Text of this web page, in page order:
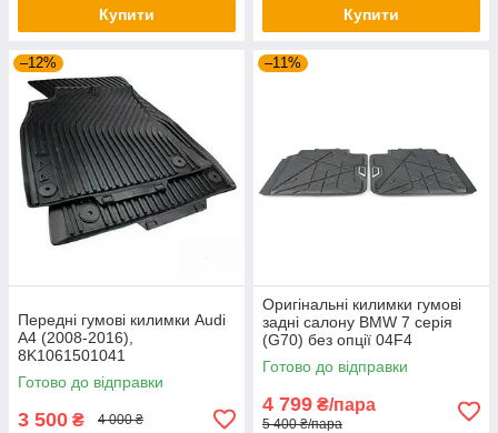
Купити Купити
–12%
Передні гумові килимки Audi
A4 (2008-2016),
8K1061501041
Готово до відправки
3 500 ₴ 4 000 ₴
–11%
Оригінальні килимки гумові
задні салону BMW 7 серія
(G70) без опції 04F4
51475A56C43
Готово до відправки
4 799 ₴/пара
5 400 ₴/пара